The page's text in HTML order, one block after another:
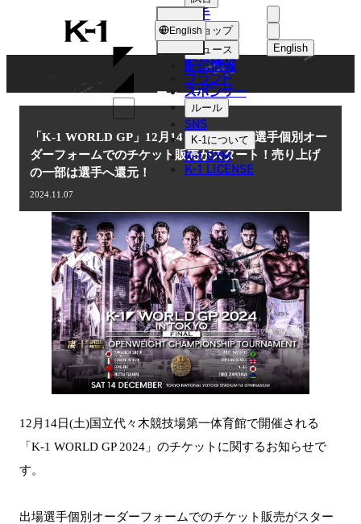
K-
1
English
中文（简体
選手
ショップ
ニュース
配信情報
ブランド
スポンサー
ルール
SNS
K-1について
K-1 GYM
K-1 LICENSE
English
NEWS
ニュース
「K-1 WORLD GP」12月14日(土)代々木 選手個別オー
ダーフォームでのチケット販売がスタート！売り上げ
の一部は選手へ還元！
2024.11.07
12月14日(土)国立代々木競技場第一体育館で開催される
「K-1 WORLD GP 2024」のチケットに関するお知らせで
す。
出場選手個別オーダーフォームでのチケット販売がスター